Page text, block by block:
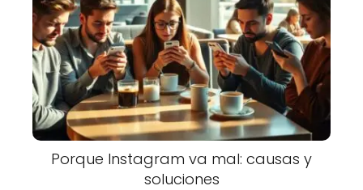
Porque Instagram va mal: causas y
soluciones